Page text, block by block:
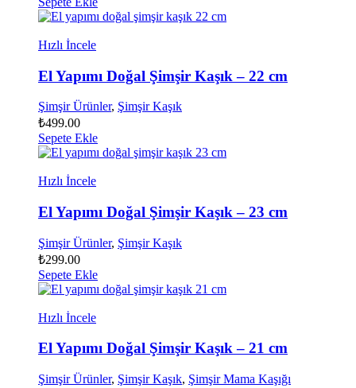
Hızlı İncele
El Yapımı Doğal Şimşir Kaşık – 22 cm
Şimşir Ürünler, Şimşir Kaşık
₺499.00
Sepete Ekle
Hızlı İncele
El Yapımı Doğal Şimşir Kaşık – 23 cm
Şimşir Ürünler, Şimşir Kaşık
₺299.00
Sepete Ekle
Hızlı İncele
El Yapımı Doğal Şimşir Kaşık – 21 cm
Şimşir Ürünler, Şimşir Kaşık, Şimşir Mama Kaşığı